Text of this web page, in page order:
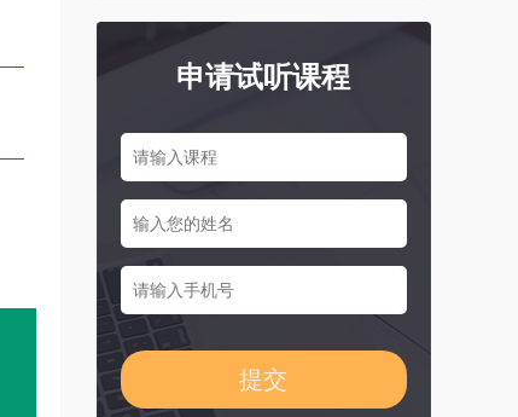
申请试听课程